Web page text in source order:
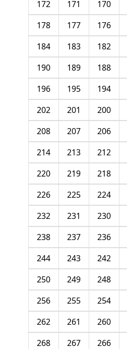
170
171
172
176
177
178
182
183
184
188
189
190
194
195
196
200
201
202
206
207
208
212
213
214
218
219
220
224
225
226
230
231
232
236
237
238
242
243
244
248
249
250
254
255
256
260
261
262
266
267
268